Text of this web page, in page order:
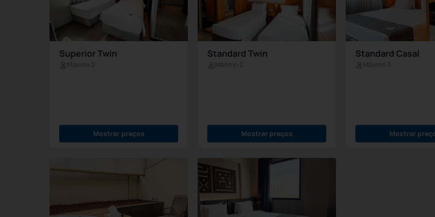
Superior Twin
Máximo 2
Mostrar preços
Standard Twin
Máximo 3
Mostrar preços
Standard Casal
Máximo 3
Mostrar